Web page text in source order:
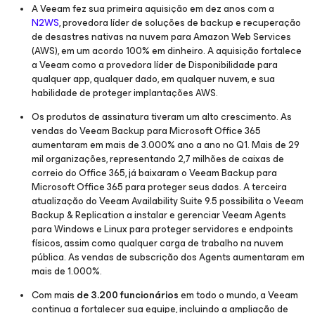
A Veeam fez sua primeira aquisição em dez anos com a
N2WS, provedora líder de soluções de backup e recuperação
de desastres nativas na nuvem para Amazon Web Services
(AWS), em um acordo 100% em dinheiro. A aquisição fortalece
a Veeam como a provedora líder de Disponibilidade para
qualquer app, qualquer dado, em qualquer nuvem, e sua
habilidade de proteger implantações AWS.
Os produtos de assinatura tiveram um alto crescimento. As
vendas do Veeam Backup para Microsoft Office 365
aumentaram em mais de 3.000% ano a ano no Q1. Mais de 29
mil organizações, representando 2,7 milhões de caixas de
correio do Office 365, já baixaram o Veeam Backup para
Microsoft Office 365 para proteger seus dados. A terceira
atualização do Veeam Availability Suite 9.5 possibilita o Veeam
Backup & Replication a instalar e gerenciar Veeam Agents
para Windows e Linux para proteger servidores e endpoints
físicos, assim como qualquer carga de trabalho na nuvem
pública. As vendas de subscrição dos Agents aumentaram em
mais de 1.000%.
Com mais de 3.200 funcionáriosem todo o mundo, a Veeam
continua a fortalecer sua equipe, incluindo a ampliação de